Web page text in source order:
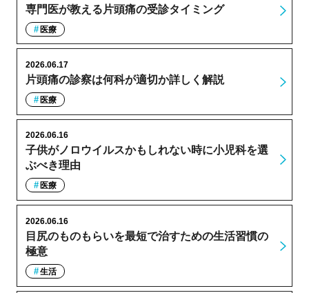
専門医が教える片頭痛の受診タイミング
医療
片頭痛の診察は何科が適切か詳しく解説
2026.06.17
医療
子供がノロウイルスかもしれない時に小児科を選
ぶべき理由
2026.06.16
医療
目尻のものもらいを最短で治すための生活習慣の
極意
2026.06.16
生活